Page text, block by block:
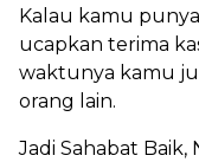
Kalau kamu
ucapkan terima
waktunya kamu
orang lain.
Jadi Sahabat Baik,